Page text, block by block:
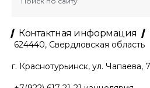
Контактная информация
624440, Свердловская область
г. Краснотурьинск, ул. Чапаева, 7